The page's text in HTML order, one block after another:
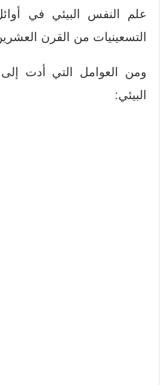
علم النفس البيئي في
التسعينيات من القرن
ومن العوامل التي أدت
البيئي: